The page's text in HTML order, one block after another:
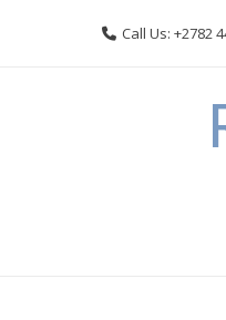
Call Us: +2782